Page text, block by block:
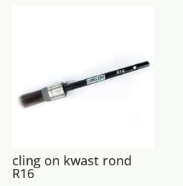
cling on kwast rond
R16